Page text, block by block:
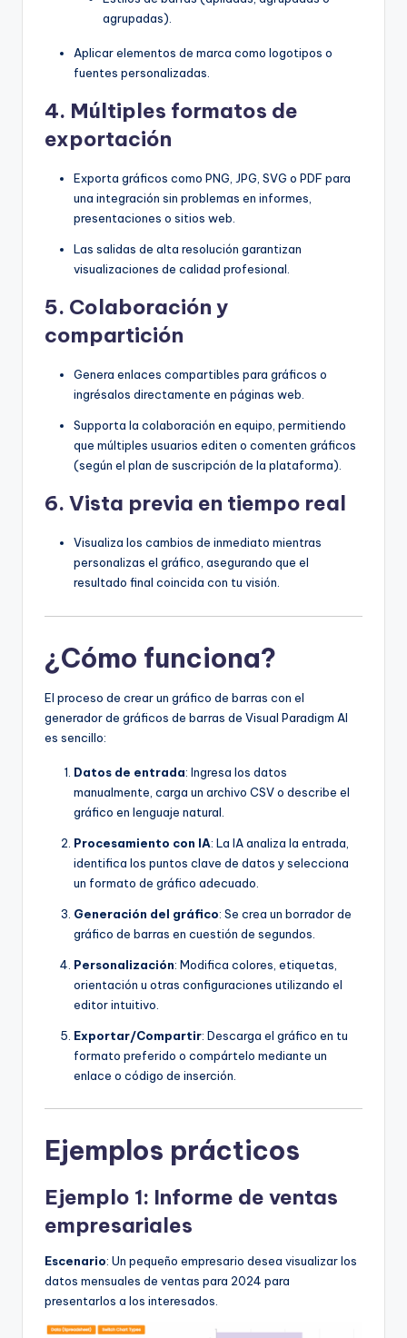
agrupadas).
Aplicar elementos de marca como logotipos o
fuentes personalizadas.
4. Múltiples formatos de
exportación
Exporta gráficos como PNG, JPG, SVG o PDF para
una integración sin problemas en informes,
presentaciones o sitios web.
Las salidas de alta resolución garantizan
visualizaciones de calidad profesional.
5. Colaboración y
compartición
Genera enlaces compartibles para gráficos o
ingrésalos directamente en páginas web.
Supporta la colaboración en equipo, permitiendo
que múltiples usuarios editen o comenten gráficos
(según el plan de suscripción de la plataforma).
6. Vista previa en tiempo real
Visualiza los cambios de inmediato mientras
personalizas el gráfico, asegurando que el
resultado final coincida con tu visión.
¿Cómo funciona?
El proceso de crear un gráfico de barras con el
generador de gráficos de barras de Visual Paradigm AI
es sencillo:
Datos de entrada: Ingresa los datos
manualmente, carga un archivo CSV o describe el
gráfico en lenguaje natural.
Procesamiento con IA: La IA analiza la entrada,
identifica los puntos clave de datos y selecciona
un formato de gráfico adecuado.
Generación del gráfico: Se crea un borrador de
gráfico de barras en cuestión de segundos.
Personalización: Modifica colores, etiquetas,
orientación u otras configuraciones utilizando el
editor intuitivo.
Exportar/Compartir: Descarga el gráfico en tu
formato preferido o compártelo mediante un
enlace o código de inserción.
Ejemplos prácticos
Ejemplo 1: Informe de ventas
empresariales
Escenario: Un pequeño empresario desea visualizar los
datos mensuales de ventas para 2024 para
presentarlos a los interesados.